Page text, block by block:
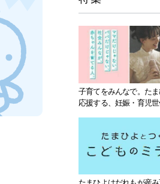
子育てをみんなで。た
応援する、妊娠・育児